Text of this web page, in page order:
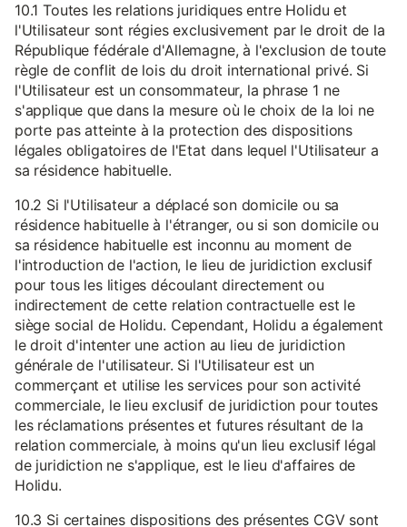
10.1 Toutes les relations juridiques entre Holidu et
l'Utilisateur sont régies exclusivement par le droit de la
République fédérale d'Allemagne, à l'exclusion de toute
règle de conflit de lois du droit international privé. Si
l'Utilisateur est un consommateur, la phrase 1 ne
s'applique que dans la mesure où le choix de la loi ne
porte pas atteinte à la protection des dispositions
légales obligatoires de l'Etat dans lequel l'Utilisateur a
sa résidence habituelle.
10.2 Si l'Utilisateur a déplacé son domicile ou sa
résidence habituelle à l'étranger, ou si son domicile ou
sa résidence habituelle est inconnu au moment de
l'introduction de l'action, le lieu de juridiction exclusif
pour tous les litiges découlant directement ou
indirectement de cette relation contractuelle est le
siège social de Holidu. Cependant, Holidu a également
le droit d'intenter une action au lieu de juridiction
générale de l'utilisateur. Si l'Utilisateur est un
commerçant et utilise les services pour son activité
commerciale, le lieu exclusif de juridiction pour toutes
les réclamations présentes et futures résultant de la
relation commerciale, à moins qu'un lieu exclusif légal
de juridiction ne s'applique, est le lieu d'affaires de
Holidu.
10.3 Si certaines dispositions des présentes CGV sont